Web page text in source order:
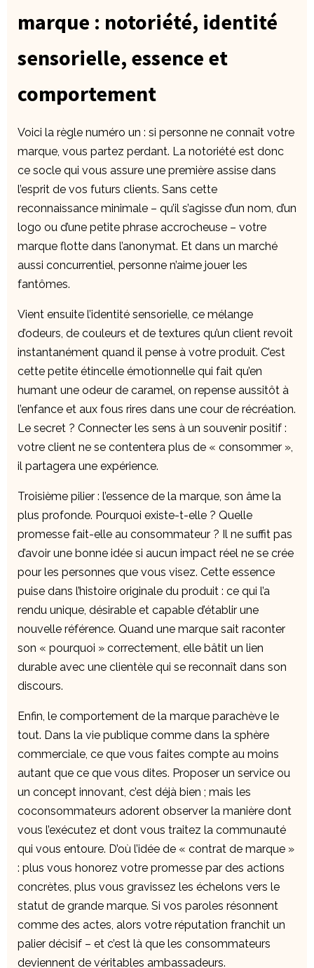
marque : notoriété, identité
sensorielle, essence et
comportement
Voici la règle numéro un : si personne ne connaît votre
marque, vous partez perdant. La notoriété est donc
ce socle qui vous assure une première assise dans
l’esprit de vos futurs clients. Sans cette
reconnaissance minimale – qu’il s’agisse d’un nom, d’un
logo ou d’une petite phrase accrocheuse – votre
marque flotte dans l’anonymat. Et dans un marché
aussi concurrentiel, personne n’aime jouer les
fantômes.
Vient ensuite l’identité sensorielle, ce mélange
d’odeurs, de couleurs et de textures qu’un client revoit
instantanément quand il pense à votre produit. C’est
cette petite étincelle émotionnelle qui fait qu’en
humant une odeur de caramel, on repense aussitôt à
l’enfance et aux fous rires dans une cour de récréation.
Le secret ? Connecter les sens à un souvenir positif :
votre client ne se contentera plus de « consommer »,
il partagera une expérience.
Troisième pilier : l’essence de la marque, son âme la
plus profonde. Pourquoi existe-t-elle ? Quelle
promesse fait-elle au consommateur ? Il ne suffit pas
d’avoir une bonne idée si aucun impact réel ne se crée
pour les personnes que vous visez. Cette essence
puise dans l’histoire originale du produit : ce qui l’a
rendu unique, désirable et capable d’établir une
nouvelle référence. Quand une marque sait raconter
son « pourquoi » correctement, elle bâtit un lien
durable avec une clientèle qui se reconnaît dans son
discours.
Enfin, le comportement de la marque parachève le
tout. Dans la vie publique comme dans la sphère
commerciale, ce que vous faites compte au moins
autant que ce que vous dites. Proposer un service ou
un concept innovant, c’est déjà bien ; mais les
coconsommateurs adorent observer la manière dont
vous l’exécutez et dont vous traitez la communauté
qui vous entoure. D’où l’idée de « contrat de marque »
: plus vous honorez votre promesse par des actions
concrètes, plus vous gravissez les échelons vers le
statut de grande marque. Si vos paroles résonnent
comme des actes, alors votre réputation franchit un
palier décisif – et c’est là que les consommateurs
deviennent de véritables ambassadeurs.